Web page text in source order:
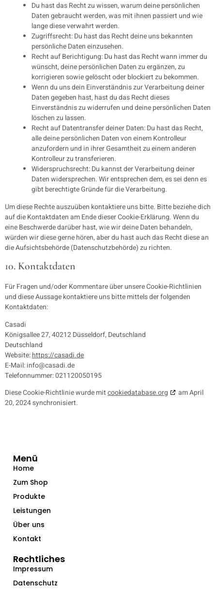
Du hast das Recht zu wissen, warum deine persönlichen
Daten gebraucht werden, was mit ihnen passiert und wie
lange diese verwahrt werden.
Zugriffsrecht: Du hast das Recht deine uns bekannten
persönliche Daten einzusehen.
Recht auf Berichtigung: Du hast das Recht wann immer du
wünscht, deine persönlichen Daten zu ergänzen, zu
korrigieren sowie gelöscht oder blockiert zu bekommen.
Wenn du uns dein Einverständnis zur Verarbeitung deiner
Daten gegeben hast, hast du das Recht dieses
Einverständnis zu widerrufen und deine persönlichen Daten
löschen zu lassen.
Recht auf Datentransfer deiner Daten: Du hast das Recht,
alle deine persönlichen Daten von einem Kontrolleur
anzufordern und in ihrer Gesamtheit zu einem anderen
Kontrolleur zu transferieren.
Widerspruchsrecht: Du kannst der Verarbeitung deiner
Daten widersprechen. Wir entsprechen dem, es sei denn es
gibt berechtigte Gründe für die Verarbeitung.
Um diese Rechte auszuüben kontaktiere uns bitte. Bitte beziehe dich
auf die Kontaktdaten am Ende dieser Cookie-Erklärung. Wenn du
eine Beschwerde darüber hast, wie wir deine Daten behandeln,
würden wir diese gerne hören, aber du hast auch das Recht diese an
die Aufsichtsbehörde (Datenschutzbehörde) zu richten.
10. Kontaktdaten
Für Fragen und/oder Kommentare über unsere Cookie-Richtlinien
und diese Aussage kontaktiere uns bitte mittels der folgenden
Kontaktdaten:
Casadi
Königsallee 27, 40212 Düsseldorf, Deutschland
Deutschland
Website:https://casadi.de
E-Mail:info@casadi.de
Telefonnummer: 021120050195
Diese Cookie-Richtlinie wurde mitcookiedatabase.org
am April
20, 2024 synchronisiert.
Menü
Home
Zum Shop
Produkte
Leistungen
Über uns
Kontakt
Rechtliches
Impressum
Datenschutz